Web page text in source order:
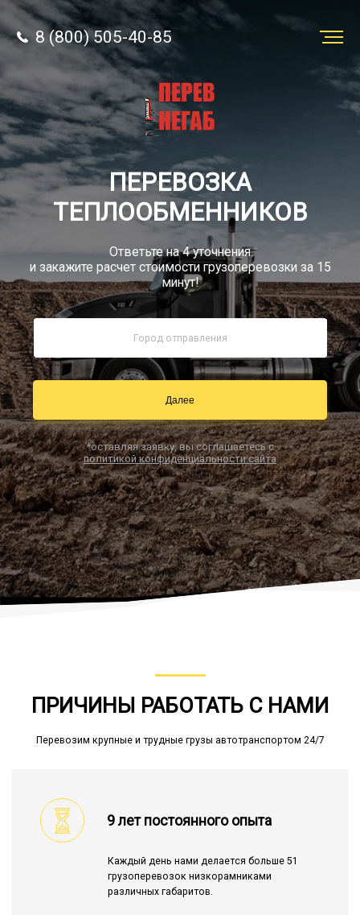
8 (800) 505-40-85
sale@simtruck-negabarit.ru
Заказать звонок
Заказать
перевозку
8 (800) 505-40-85
ПЕРЕВОЗКА
ТЕПЛООБМЕННИКОВ
Ответьте на 4 уточнения
и закажите расчет стоимости грузоперевозки за 15
минут!
Далее
*оставляя заявку, вы соглашаетесь с
политикой конфиденциальности сайта
ПРИЧИНЫ РАБОТАТЬ С НАМИ
Перевозим крупные и трудные грузы автотранспортом 24/7
9 лет постоянного опыта
Каждый день нами делается больше 51
грузоперевозок низкорамниками
различных габаритов.